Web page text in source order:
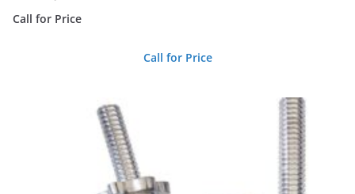
Call for Price
Call for Price